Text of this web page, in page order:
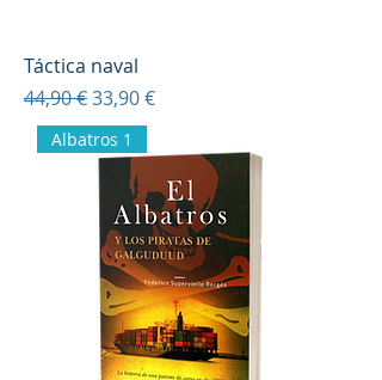
Táctica naval
Precio
44,90 €Precio de oferta
33,90 €
Albatros 1